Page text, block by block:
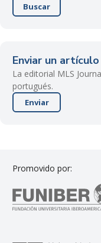
Buscar
Enviar un artículo
La editorial MLS
portugués.
Enviar
Promovido por: